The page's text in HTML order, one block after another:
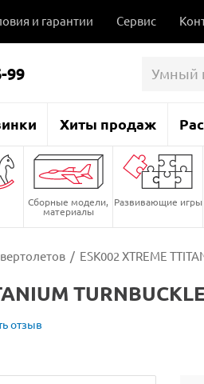
и гарантии Сервис
99
Хиты продаж
Сборные модели,
материалы
Развивающие игры
/ ESK002 XTREME
отзыв